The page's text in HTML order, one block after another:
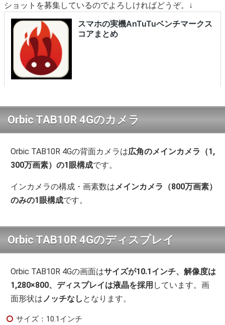
ショットを募集しているのでよろしければどうぞ。↓
Orbic TAB10R 4Gのカメラ
Orbic TAB10R 4Gの背面カメラは広角のメインカメラ（1,
300万画素）の1眼構成です。
インカメラの構成・画素数はメインカメラ（800万画素）
のみの1眼構成です。
Orbic TAB10R 4Gのディスプレイ
Orbic TAB10R 4Gの画面はサイズが10.1インチ、解像度は
1,280×800、ディスプレイは液晶を採用 しています。画
面形状はノッチなし となります。
サイズ：10.1インチ